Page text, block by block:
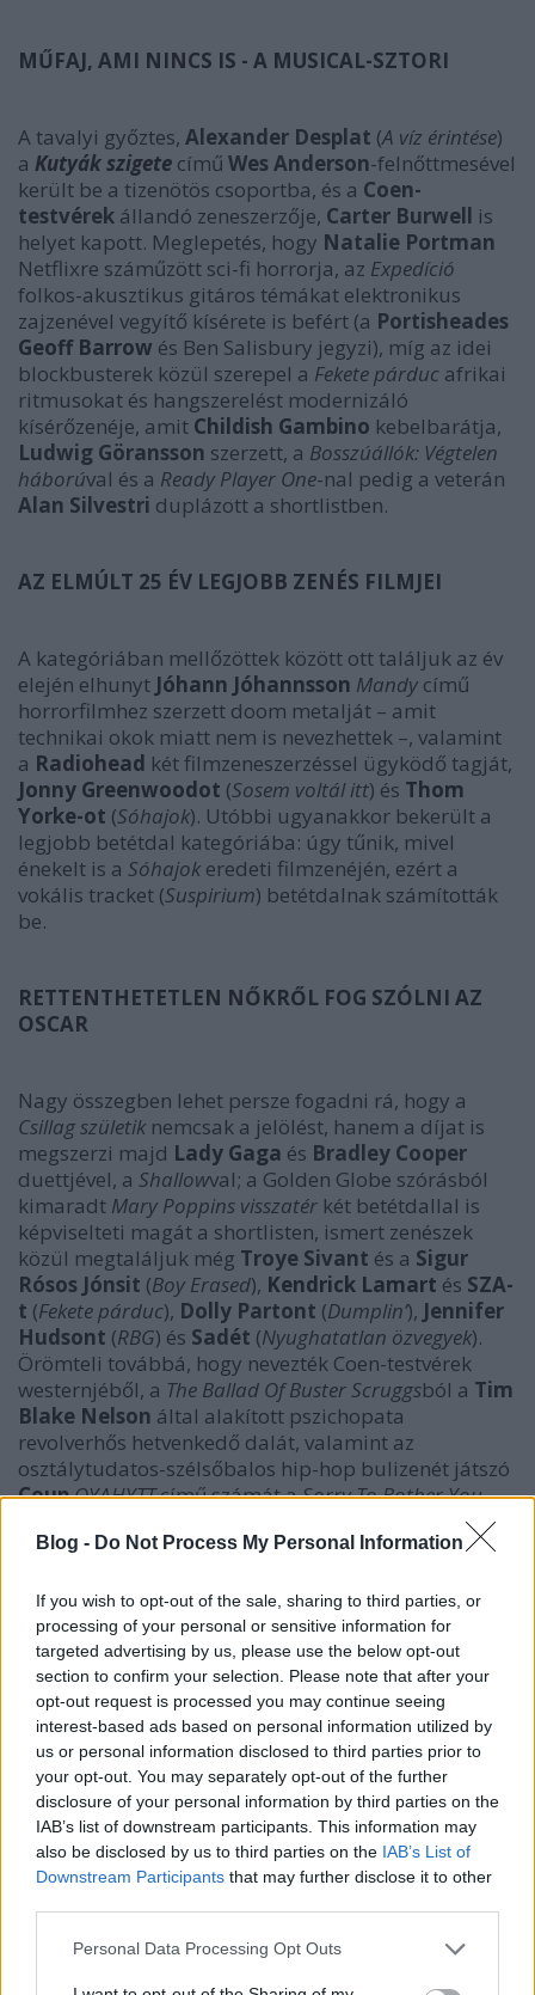
Blog - Do Not Process My Personal Information
If you wish to opt-out of the sale, sharing to third parties, or
processing of your personal or sensitive information for
targeted advertising by us, please use the below opt-out
section to confirm your selection. Please note that after your
opt-out request is processed you may continue seeing
interest-based ads based on personal information utilized by
us or personal information disclosed to third parties prior to
your opt-out. You may separately opt-out of the further
disclosure of your personal information by third parties on the
IAB’s list of downstream participants. This information may
also be disclosed by us to third parties on the IAB’s List of
Downstream Participants that may further disclose it to other
Please note that this website/app uses one or more Google
Personal Data Processing Opt Outs
MŰFAJ, AMI NINCS IS - A MUSICAL-SZTORI
A tavalyi győztes, Alexander Desplat (A víz érintése)
a Kutyák szigete című Wes Anderson-felnőttmesével
került be a tizenötös csoportba, és a Coen-
testvérek állandó zeneszerzője, Carter Burwell is
helyet kapott. Meglepetés, hogy Natalie Portman
Netflixre száműzött sci-fi horrorja, az Expedíció
folkos-akusztikus gitáros témákat elektronikus
zajzenével vegyítő kísérete is befért (a Portisheades
Geoff Barrow és Ben Salisbury jegyzi), míg az idei
blockbusterek közül szerepel a Fekete párduc afrikai
ritmusokat és hangszerelést modernizáló
kísérőzenéje, amit Childish Gambino kebelbarátja,
Ludwig Göransson szerzett, a Bosszúállók: Végtelen
háborúval és a Ready Player One-nal pedig a veterán
Alan Silvestri duplázott a shortlistben.
AZ ELMÚLT 25 ÉV LEGJOBB ZENÉS FILMJEI
A kategóriában mellőzöttek között ott találjuk az év
elején elhunyt Jóhann Jóhannsson Mandy című
horrorfilmhez szerzett doom metalját – amit
technikai okok miatt nem is nevezhettek –, valamint
a Radiohead két filmzeneszerzéssel ügyködő tagját,
Jonny Greenwoodot (Sosem voltál itt) és Thom
Yorke-ot (Sóhajok). Utóbbi ugyanakkor bekerült a
legjobb betétdal kategóriába: úgy tűnik, mivel
énekelt is a Sóhajok eredeti filmzenéjén, ezért a
vokális tracket (Suspirium) betétdalnak számították
be.
RETTENTHETETLEN NŐKRŐL FOG SZÓLNI AZ
OSCAR
Nagy összegben lehet persze fogadni rá, hogy a
Csillag születik nemcsak a jelölést, hanem a díjat is
megszerzi majd Lady Gaga és Bradley Cooper
duettjével, a Shallowval; a Golden Globe szórásból
kimaradt Mary Poppins visszatér két betétdallal is
képviselteti magát a shortlisten, ismert zenészek
közül megtaláljuk még Troye Sivant és a Sigur
Rósos Jónsit (Boy Erased), Kendrick Lamart és SZA-
t (Fekete párduc), Dolly Partont (Dumplin’), Jennifer
Hudsont (RBG) és Sadét (Nyughatatlan özvegyek).
Örömteli továbbá, hogy nevezték Coen-testvérek
westernjéből, a The Ballad Of Buster Scruggsból a Tim
Blake Nelson által alakított pszichopata
revolverhős hetvenkedő dalát, valamint az
osztálytudatos-szélsőbalos hip-hop bulizenét játszó
CoupOYAHYTTcímű számát aSorry To Bother You
frontembere,Boots Rileyírt és rendezett.
A teljes shortlistek megtalálhatókaz Oscar
honlapján , alant pedig ízelítőül néhány nevezett.